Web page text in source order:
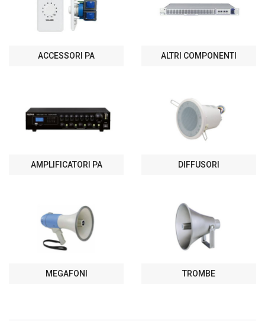
ACCESSORI PA ALTRI COMPONENTI
AMPLIFICATORI PA DIFFUSORI
MEGAFONI TROMBE